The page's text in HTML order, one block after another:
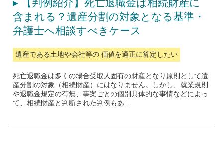
▸
【判例紹介】死亡退職金は相続財産に
含まれる？遺産分割の対象となる基準・
弁護士へ相談すべきケース
遺産である土地や会社等の 価値を適正に算定したい
死亡退職金は多くの場合受取人固有の財産となり原則として遺
産分割の対象（相続財産）にはなりません。しかし、就業規則
や退職金規定の有無、事案ごとの個別具体的な事情などによっ
て、相続財産と判断された判例もあ...